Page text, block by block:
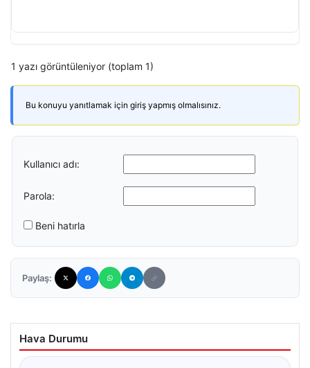
1 yazı görüntüleniyor (toplam 1)
Bu konuyu yanıtlamak için giriş yapmış olmalısınız.
Kullanıcı adı:
Parola:
Beni hatırla
Paylaş:
Hava Durumu